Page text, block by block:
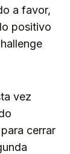
a favor,
positivo
vez
cerrar